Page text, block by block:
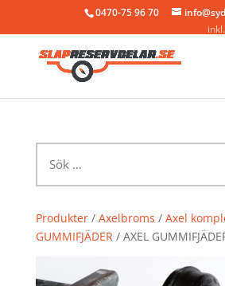
0470-75 96 70
efter:
Produkter/ Axelbroms / Axel
GUMMIFJÄDER/ AXEL